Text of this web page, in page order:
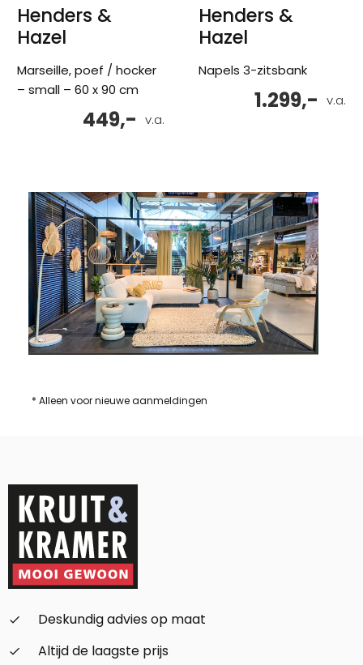
Henders &
Hazel
Marseille, poef / hocker
– small – 60 x 90 cm
v.a.
449,-
Henders &
Hazel
Napels 3-zitsbank
v.a.
1.299,-
* Alleen voor nieuwe aanmeldingen
check_small
Deskundig advies op maat
check_small
Altijd de laagste prijs